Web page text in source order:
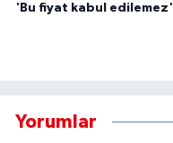
'Bu fiyat kabul edilemez'
Yorumlar